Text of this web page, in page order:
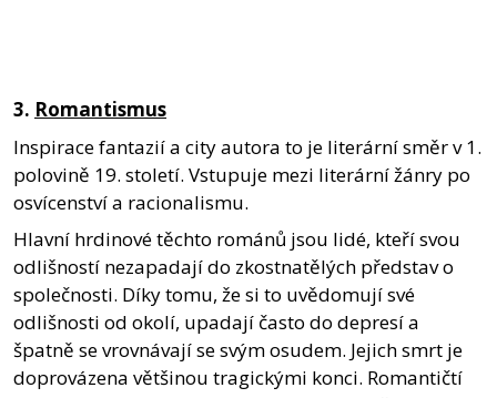
3. Romantismus
Inspirace fantazií a city autora to je literární směr v 1.
polovině 19. století. Vstupuje mezi literární žánry po
osvícenství a racionalismu.
Hlavní hrdinové těchto románů jsou lidé, kteří svou
odlišností nezapadají do zkostnatělých představ o
společnosti. Díky tomu, že si to uvědomují své
odlišnosti od okolí, upadají často do depresí a
špatně se vrovnávají se svým osudem. Jejich smrt je
doprovázena většinou tragickými konci. Romantičtí